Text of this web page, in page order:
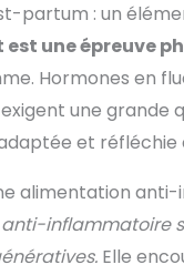
partum : un
est une épreuve
Hormones en
une grande
et
alimentation
inflammatoire
Elle